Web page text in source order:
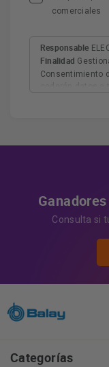
comerciales
Responsable
Finalidad
Consentimiento
Consulta si
Categorías